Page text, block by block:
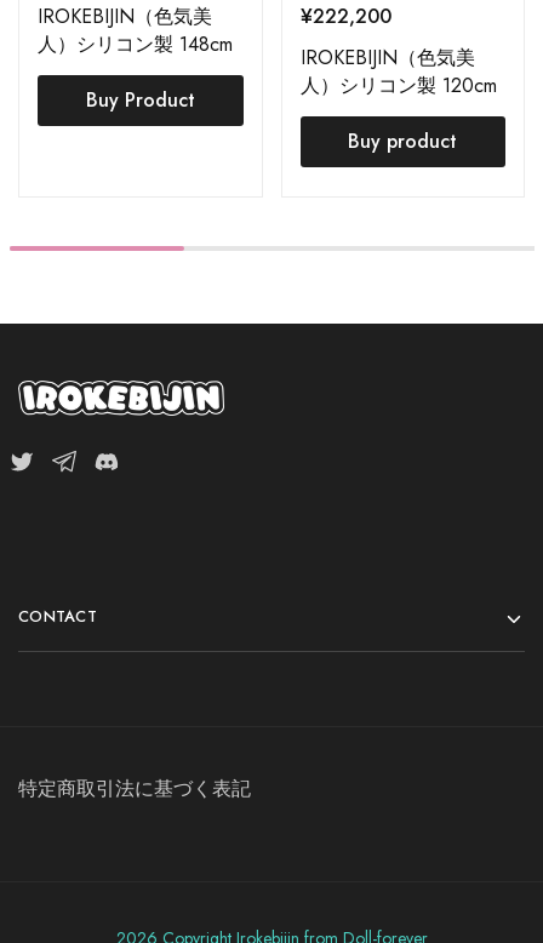
IROKEBIJIN（色気美
人）シリコン製 148cm
(Hyper Soft Silicone) 頭
Shiori CBuy Product
¥222,200
IROKEBIJIN（色気美
人）シリコン製 120cm
HSS 注文ページ Aisa
Buy product
CONTACT
特定商取引法に基づく表記